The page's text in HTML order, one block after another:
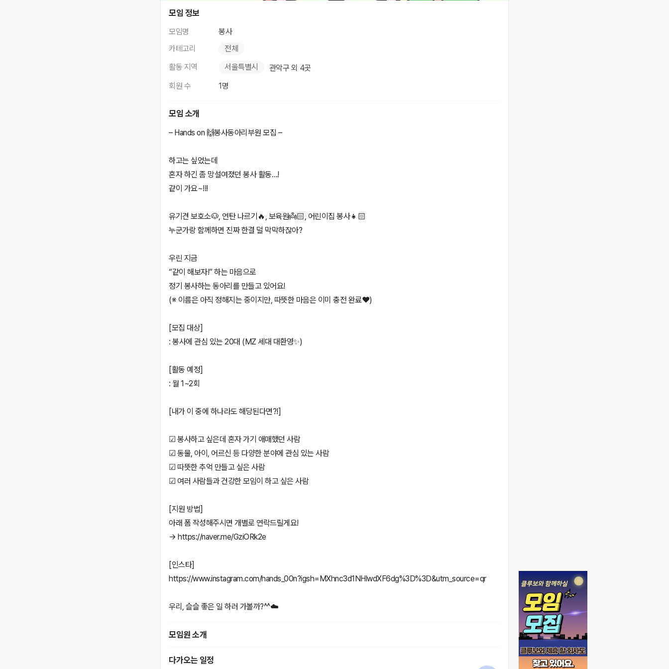
모임 정보
모임명
봉사
카테고리
전체
활동 지역
서울특별시
관악구 외 4곳
회원 수
1명
모임 소개
– Hands on 🙌봉사동아리부원 모집 –
하고는 싶었는데
혼자 하긴 좀 망설여졌던 봉사 활동…!
같이 가요~!!!
유기견 보호소🐶, 연탄 나르기🔥, 보육원👼🏻, 어린이집 봉사👧🏻
누군가랑 함께하면 진짜 한결 덜 막막하잖아?
우린 지금
“같이 해보자!” 하는 마음으로
정기 봉사하는 동아리를 만들고 있어요!
(※ 이름은 아직 정해지는 중이지만, 따뜻한 마음은 이미 충전 완료❤️)
[모집 대상]
: 봉사에 관심 있는 20대 (MZ 세대 대환영✨)
[활동 예정]
: 월 1~2회
[내가 이 중에 하나라도 해당된다면?!]
☑ 봉사하고 싶은데 혼자 가기 애매했던 사람
☑ 동물, 아이, 어르신 등 다양한 분야에 관심 있는 사람
☑ 따뜻한 추억 만들고 싶은 사람
☑ 여러 사람들과 건강한 모임이 하고 싶은 사람
[지원 방법]
아래 폼 작성해주시면 개별로 연락드릴게요!
→ https://naver.me/GziORk2e
[인스타]
https://www.instagram.com/hands_00n?igsh=MXhnc3d1NHlwdXF6dg%3D%3D&utm_source=qr
우리, 슬슬 좋은 일 하러 가볼까?^^☁️
모임원 소개
다가오는 일정